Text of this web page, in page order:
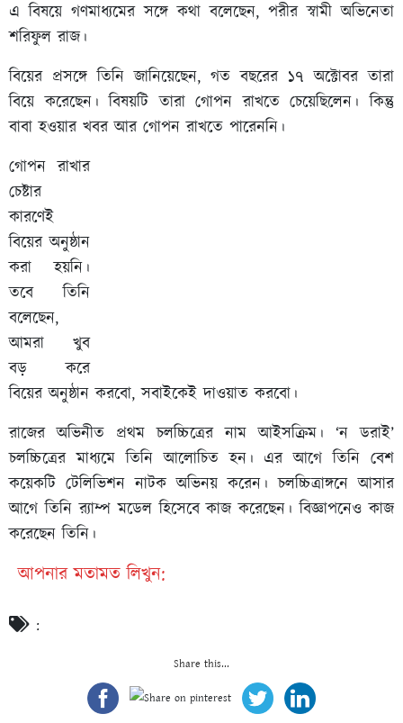
এ বিষয়ে গণমাধ্যমের সঙ্গে কথা বলেছেন, পরীর স্বামী অভিনেতা
শরিফুল রাজ।
বিয়ের প্রসঙ্গে তিনি জানিয়েছেন, গত বছরের ১৭ অক্টোবর তারা
বিয়ে করেছেন। বিষয়টি তারা গোপন রাখতে চেয়েছিলেন। কিন্তু
বাবা হওয়ার খবর আর গোপন রাখতে পারেননি।
গোপন রাখার
চেষ্টার
কারণেই
বিয়ের অনুষ্ঠান
করা হয়নি।
তবে তিনি
বলেছেন,
আমরা খুব
বড় করে
বিয়ের অনুষ্ঠান করবো, সবাইকেই দাওয়াত করবো।
রাজের অভিনীত প্রথম চলচ্চিত্রের নাম আইসক্রিম। ‘ন ডরাই’
চলচ্চিত্রের মাধ্যমে তিনি আলোচিত হন। এর আগে তিনি বেশ
কয়েকটি টেলিভিশন নাটক অভিনয় করেন। চলচ্চিত্রাঙ্গনে আসার
আগে তিনি র‍্যাম্প মডেল হিসেবে কাজ করেছেন। বিজ্ঞাপনেও কাজ
করেছেন তিনি।
আপনার মতামত লিখুন:
:
Share this...